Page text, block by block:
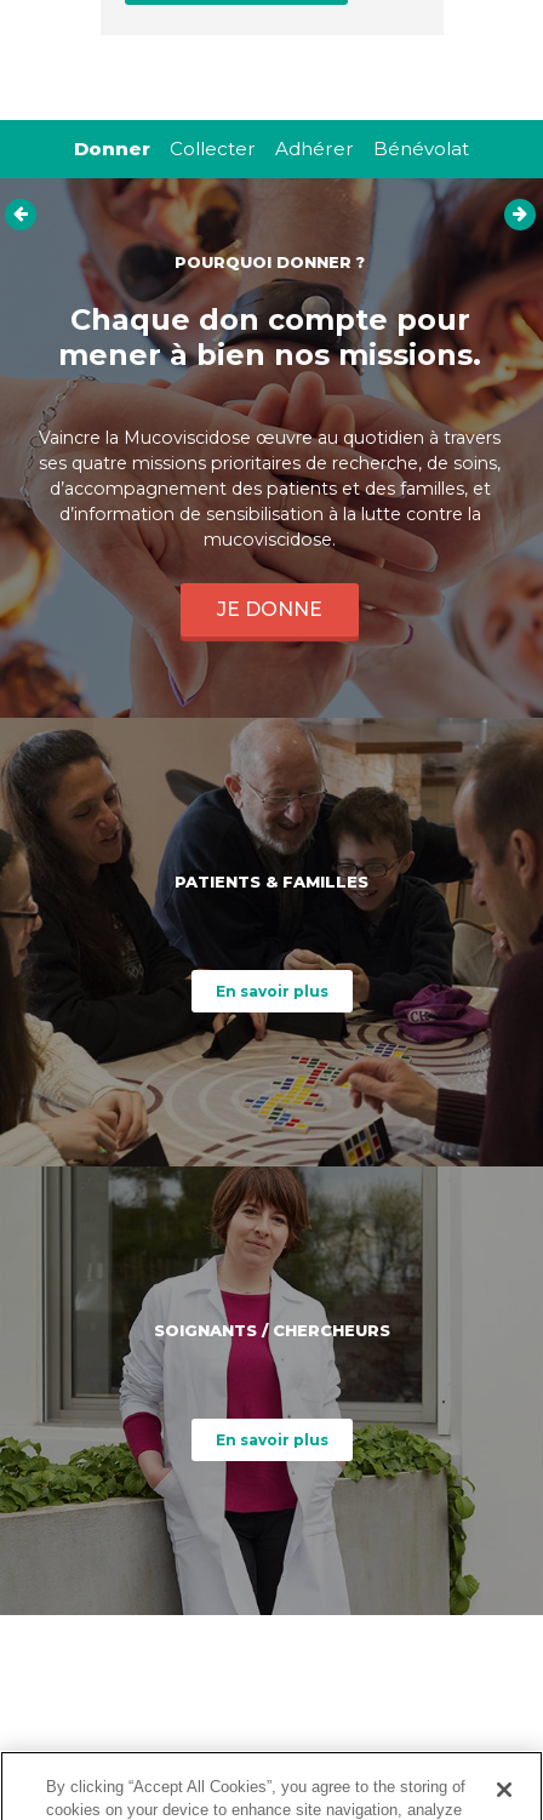
Donner Collecter Adhérer Bénévolat
POURQUOI DONNER ?
Chaque don compte pour
mener à bien nos missions.
Vaincre la Mucoviscidose œuvre au quotidien à travers
ses quatre missions prioritaires de recherche, de soins,
d’accompagnement des patients et des familles, et
d’information de sensibilisation à la lutte contre la
mucoviscidose.
JE DONNE
PATIENTS & FAMILLES
En savoir plus
SOIGNANTS / CHERCHEURS
En savoir plus
By clicking “Accept All Cookies”, you agree to the storing of
cookies on your device to enhance site navigation, analyze